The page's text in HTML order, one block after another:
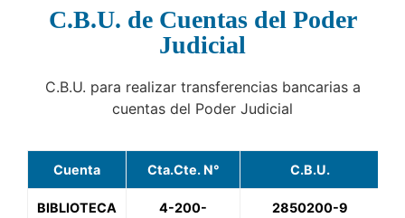
C.B.U. de Cuentas del Poder
Judicial
C.B.U. para realizar transferencias bancarias a
cuentas del Poder Judicial
Cuenta Cta.Cte. N° C.B.U.
BIBLIOTECA
4-200-
2850200-9